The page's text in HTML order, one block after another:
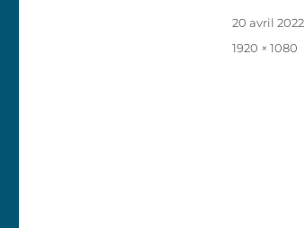
Publié
20 avril 2022
Taille
1920 × 1080